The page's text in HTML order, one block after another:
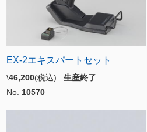
EX-2エキスパートセット
\46,200(税込) 生産終了
No. 10570